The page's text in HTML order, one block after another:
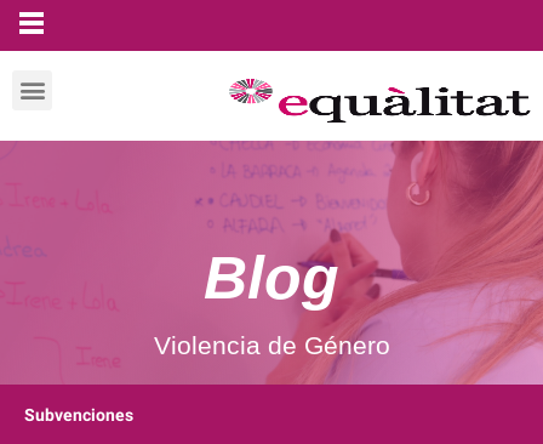
Blog
Violencia de Género
Subvenciones